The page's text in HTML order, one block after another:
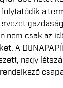
a
nem csak az
A
nagy